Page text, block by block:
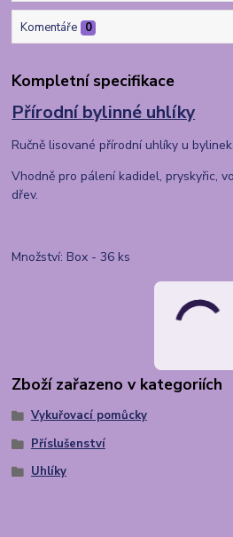
Komentáře 0
Kompletní specifikace
Přírodní bylinné uhlíky
Ručně lisované přírodní uhlíky u bylinek.
Vhodně pro pálení kadidel, pryskyřic,
dřev.
Množství: Box - 36 ks
Zboží zařazeno v kategoriích
Vykuřovací pomůcky
Příslušenství
Uhlíky